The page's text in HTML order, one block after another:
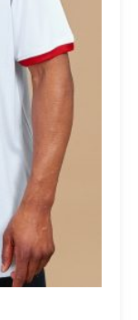
du
produit